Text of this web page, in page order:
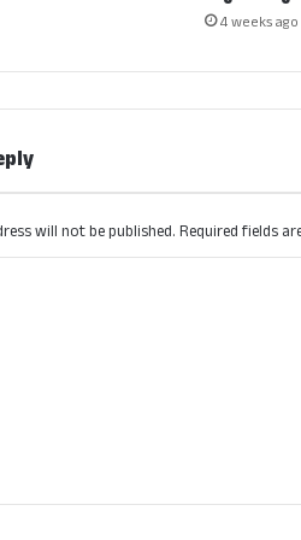
4 weeks ago
will not be published. Required fields